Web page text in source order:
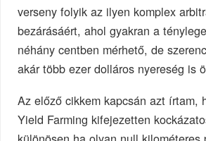
verseny folyik az ilyen komplex
bezárásáért, ahol gyakran a
néhány centben mérhető, de
akár több ezer dolláros nyereség is
Az előző cikkem kapcsán azt írtam,
Yield Farming kifejezetten